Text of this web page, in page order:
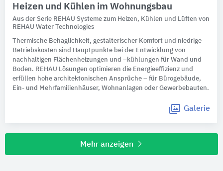
Heizen und Kühlen im Wohnungsbau
Aus der Serie REHAU Systeme zum Heizen, Kühlen und Lüften von
REHAU Water Technologies
Thermische Behaglichkeit, gestalterischer Komfort und niedrige
Betriebskosten sind Hauptpunkte bei der Entwicklung von
nachhaltigen Flächenheizungen und –kühlungen für Wand und
Boden. REHAU Lösungen optimieren die Energieeffizienz und
erfüllen hohe architektonischen Ansprüche – für Bürogebäude,
Ein- und Mehrfamilienhäuser, Wohnanlagen oder Gewerbebauten.
Galerie
Mehr anzeigen